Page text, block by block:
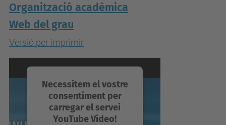
Organització acadèmica
Web del grau
Versió per imprimir
Necessitem el vostre
consentiment per
carregar el servei
YouTube Video!